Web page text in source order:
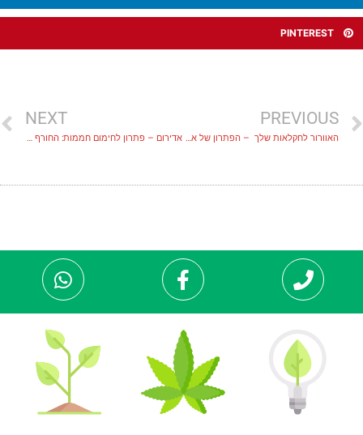
PINTEREST
PREVIOUS
האוורור לחקלאות שלך – הפתרון של אדירום לקיץ חם
NEXT
אדירום – פתרון לחימום חממות: החורף עוד רגע כאן